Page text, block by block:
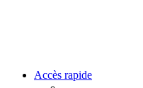
Accès rapide